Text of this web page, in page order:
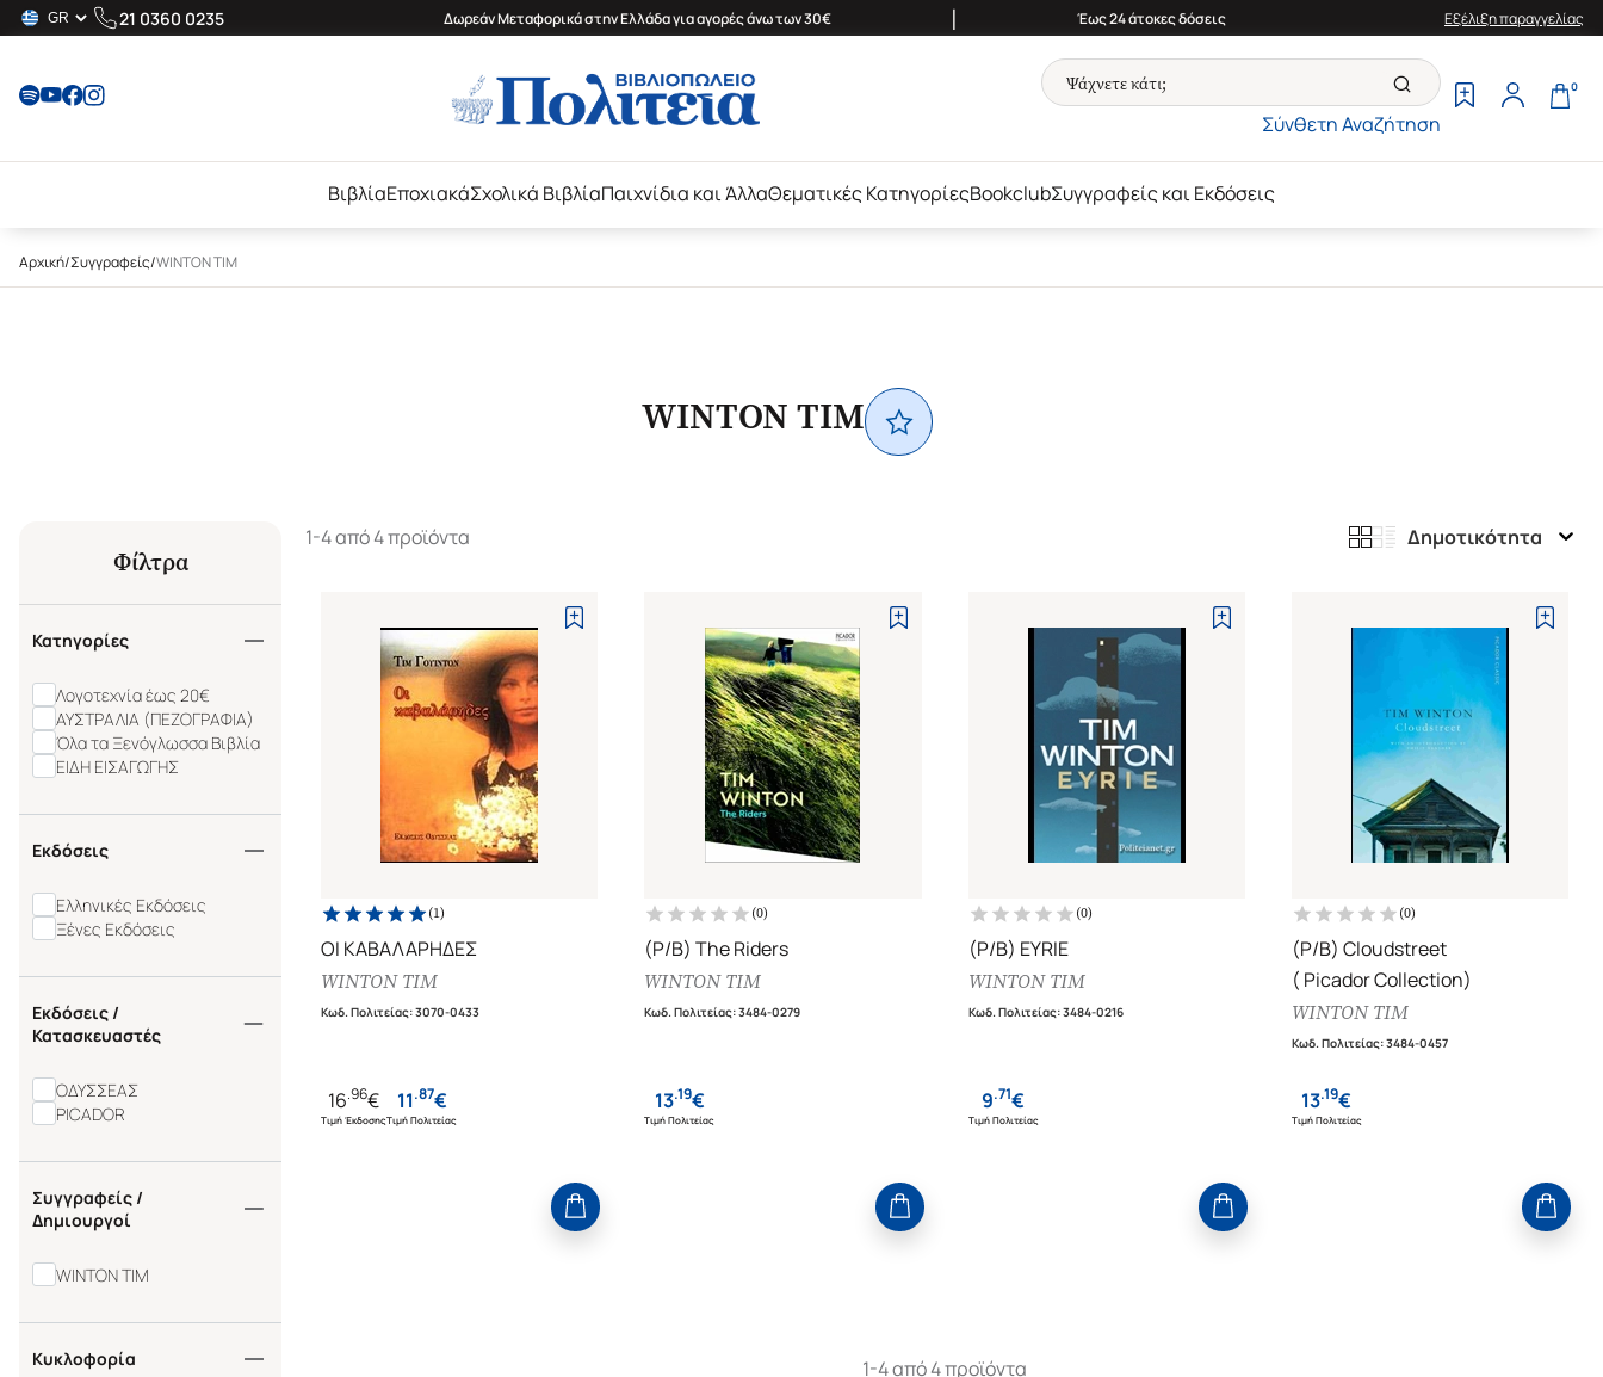
21 0360 0235 Δωρεάν Μεταφορικά στην Ελλάδα για αγορές άνω των 30€ | Έως 24 άτοκες δόσεις Εξέλιξη παραγγελίας
Σύνθετη Αναζήτηση
0
ΒιβλίαΕποχιακάΣχολικά ΒιβλίαΠαιχνίδια και ΆλλαΘεματικές ΚατηγορίεςBookclubΣυγγραφείς και Εκδόσεις
Αρχική/Συγγραφείς/WINTON TIM
WINTON TIM
Φίλτρα
Κατηγορίες
Λογοτεχνία έως 20€
ΑΥΣΤΡΑΛΙΑ (ΠΕΖΟΓΡΑΦΙΑ)
Όλα τα Ξενόγλωσσα Βιβλία
ΕΙΔΗ ΕΙΣΑΓΩΓΗΣ
Εκδόσεις
Ελληνικές Εκδόσεις
Ξένες Εκδόσεις
Εκδόσεις /
Κατασκευαστές
ΟΔΥΣΣΕΑΣ
PICADOR
Συγγραφείς /
Δημιουργοί
WINTON TIM
Κυκλοφορία
1-4 από 4 προϊόντα Δημοτικότητα
(1)
ΟΙ ΚΑΒΑΛΑΡΗΔΕΣ
WINTON TIM
Κωδ. Πολιτείας:3070-0433
16.96€
Τιμή Έκδοσης
11.87€
Τιμή Πολιτείας
(0)
(P/B) The Riders
WINTON TIM
Κωδ. Πολιτείας:3484-0279
13.19€
Τιμή Πολιτείας
(0)
(P/B) EYRIE
WINTON TIM
Κωδ. Πολιτείας:3484-0216
9.71€
Τιμή Πολιτείας
(0)
(P/B) Cloudstreet
( Picador Collection)
WINTON TIM
Κωδ. Πολιτείας:3484-0457
13.19€
Τιμή Πολιτείας
1-4 από 4 προϊόντα